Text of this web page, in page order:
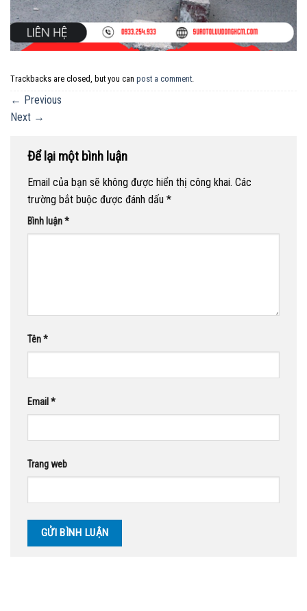
Trackbacks are closed, but you can post a comment
← Previous
Next →
Để lại một bình luận
Email của bạn sẽ không được hiển thị công khai. Các
trường bắt buộc được đánh dấu *
Bình luận*
Tên*
Email *
Trang web